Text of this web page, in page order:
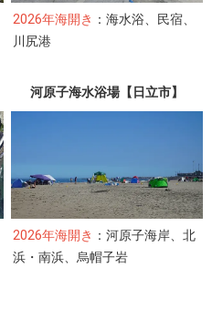
2026年海開き ：海水浴、民宿、
川尻港
河原子海水浴場【日立市】
2026年海開き ：河原子海岸、北
浜・南浜、烏帽子岩